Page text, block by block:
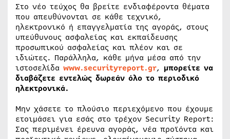
Στο νέο τεύχος θα βρείτε ενδιαφέροντα θέματα
που απευθύνονται σε κάθε τεχνικό,
ηλεκτρονικό ή επαγγελματία της αγοράς, στους
υπεύθυνους ασφαλείας και εκπαίδευσης
προσωπικού ασφαλείας και πλέον και σε
ιδιώτες. Παράλληλα, κάθε μήνα μέσα από την
ιστοσελίδα www.securityreport.gr, μπορείτε να
διαβάζετε εντελώς δωρεάν όλο το περιοδικό
ηλεκτρονικά.
Μην χάσετε το πλούσιο περιεχόμενο που έχουμε
ετοιμάσει για εσάς στο τρέχον Security Report:
Σας περιμένει έρευνα αγοράς, νέα προϊόντα και